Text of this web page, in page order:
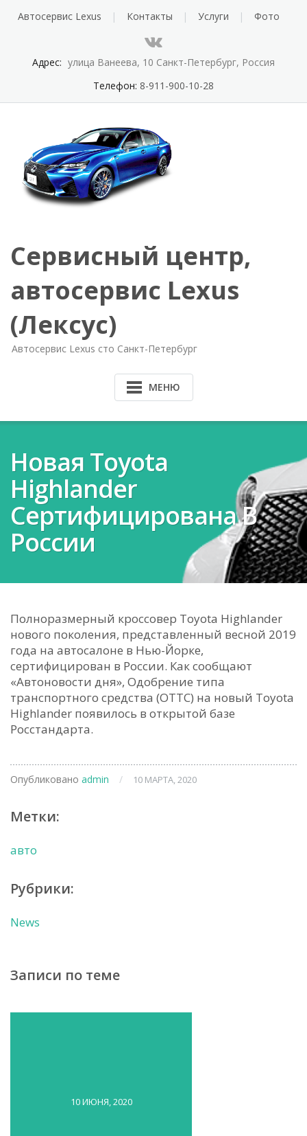
Автосервис Lexus Контакты Услуги Фото
Адрес: улица Ванеева, 10 Санкт-Петербург, Россия
Телефон: 8-911-900-10-28
Сервисный центр,
автосервис Lexus
(Лексус)
Автосервис Lexus сто Санкт-Петербург
МЕНЮ
Новая Toyota
Highlander
Сертифицирована В
России
Полноразмерный кроссовер Toyota Highlander
нового поколения, представленный весной 2019
года на автосалоне в Нью-Йорке,
сертифицирован в России. Как сообщают
«Автоновости дня», Одобрение типа
транспортного средства (ОТТС) на новый Toyota
Highlander появилось в открытой базе
Росстандарта.
Опубликовано admin / 10 МАРТА, 2020
Метки:
авто
Рубрики:
News
Записи по теме
10 ИЮНЯ, 2020